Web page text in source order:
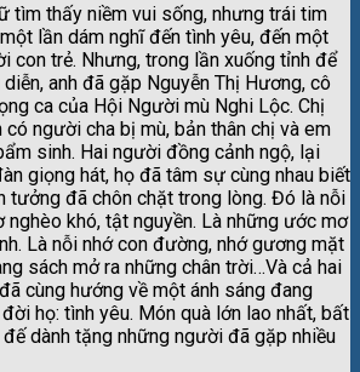
tìm thấy niềm vui sống, nhưng trái tim
lần dám nghĩ đến tình yêu, đến một
con trẻ. Nhưng, trong lần xuống tỉnh để
anh đã gặp Nguyễn Thị Hương, cô
ca của Hội Người mù Nghi Lộc. Chị
người cha bị mù, bản thân chị và em
sinh. Hai người đồng cảnh ngộ, lại
giọng hát, họ đã tâm sự cùng nhau biết
tưởng đã chôn chặt trong lòng. Đó là nỗi
khó, tật nguyền. Là những ước mơ
Là nỗi nhớ con đường, nhớ gương mặt
sách mở ra những chân trời…Và cả hai
cùng hướng về một ánh sáng đang
họ: tình yêu. Món quà lớn lao nhất, bất
dành tặng những người đã gặp nhiều